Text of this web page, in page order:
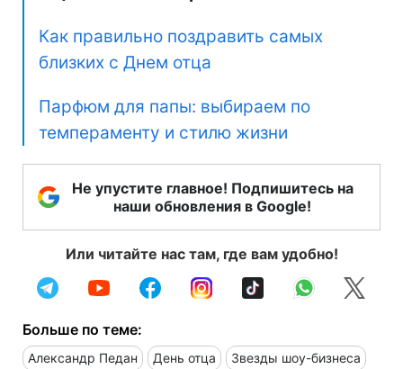
Как правильно поздравить самых
близких с Днем отца
Парфюм для папы: выбираем по
темпераменту и стилю жизни
Не упустите главное! Подпишитесь на
наши обновления в Google!
Или читайте нас там, где вам удобно!
Больше по теме:
Александр Педан День отца Звезды шоу-бизнеса